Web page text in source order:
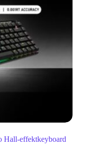
effektkeyboard